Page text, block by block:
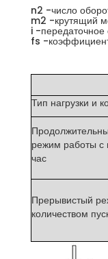
n2 -число
m2 -крутящий
i -
fs -
Тип нагрузки и
режим работы с
час
Прерывистый
количеством